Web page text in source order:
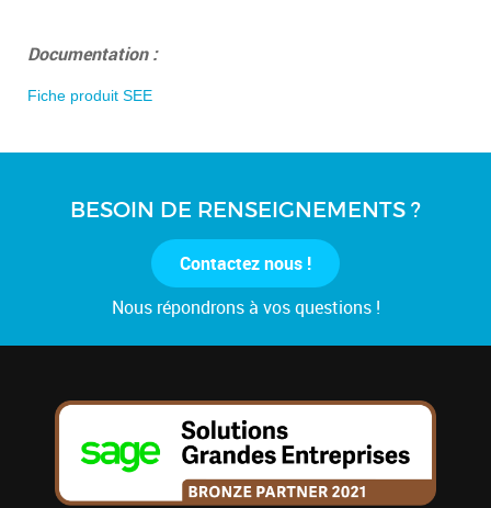
Documentation :
Fiche produit SEE
BESOIN DE RENSEIGNEMENTS ?
Contactez nous !
Nous répondrons à vos questions !